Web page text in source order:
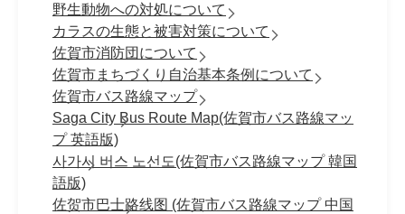
野生動物への対処について
カラスの生態と被害対策について
佐賀市消防団について
佐賀市まちづくり自治基本条例について
佐賀市バス路線マップ
Saga City Bus Route Map(佐賀市バス路線マッ
プ 英語版)
사가시 버스 노선도(佐賀市バス路線マップ 韓国
語版)
佐贺市巴士路线图 (佐賀市バス路線マップ 中国